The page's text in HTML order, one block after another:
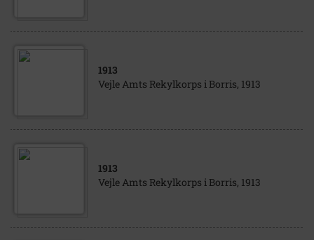
1913
Vejle Amts Rekylkorps i Borris, 1913
1913
Vejle Amts Rekylkorps i Borris, 1913